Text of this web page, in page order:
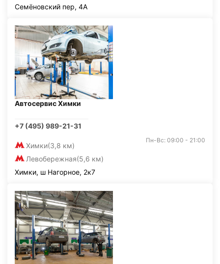
Семёновский пер, 4А
Автосервис Химки
+7 (495) 989-21-31
Химки(3,8 км)
Левобережная(5,6 км)
Пн-Вс: 09:00 - 21:00
Химки, ш Нагорное, 2к7